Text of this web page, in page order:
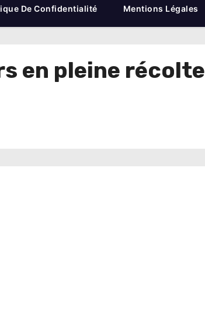
De Confidentialité Mentions Légales
en pleine récolte